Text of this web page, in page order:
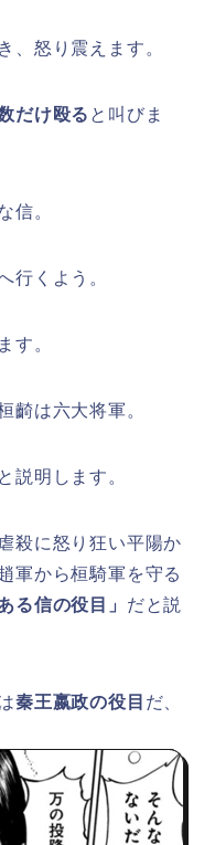
、怒り震えます。
だけ殴る と叫びま
信。
行くよう。
す。
齮は六大将軍。
説明します。
殺に怒り狂い平陽か
軍から桓騎軍を守る
る信の役目」 だと説
秦王嬴政の役目 だ、